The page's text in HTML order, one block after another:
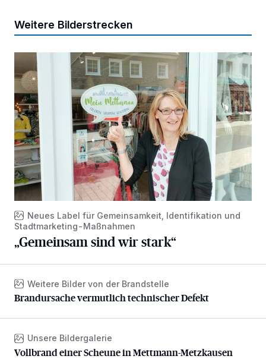
Weitere Bilderstrecken
„Gemeinsam sind wir stark“
Neues Label für Gemeinsamkeit, Identifikation und
Stadtmarketing-Maßnahmen
„Gemeinsam sind wir stark“
Brandursache vermutlich technischer Defekt
Weitere Bilder von der Brandstelle
Brandursache vermutlich technischer Defekt
Vollbrand einer Scheune in Mettmann-Metzkausen
Unsere Bildergalerie
Vollbrand einer Scheune in Mettmann-Metzkausen